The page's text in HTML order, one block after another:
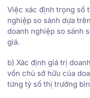
Việc xác định trọng số
nghiệp so sánh dựa
doanh nghiệp so sánh
giá.
b) Xác định giá trị
vốn chủ sở hữu của
từng tỷ số thị trường